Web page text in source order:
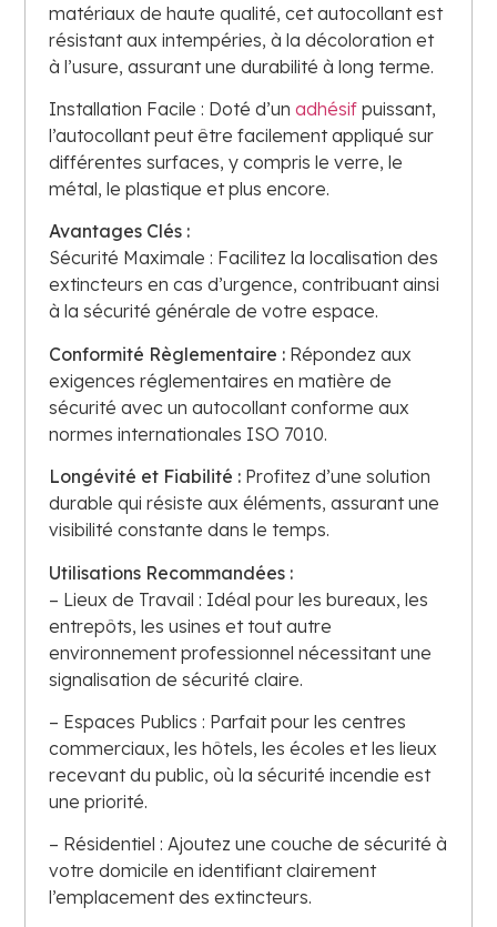
matériaux de haute qualité, cet autocollant est
résistant aux intempéries, à la décoloration et
à l’usure, assurant une durabilité à long terme.
Installation Facile : Doté d’un adhésifpuissant,
l’autocollant peut être facilement appliqué sur
différentes surfaces, y compris le verre, le
métal, le plastique et plus encore.
Avantages Clés :
Sécurité Maximale : Facilitez la localisation des
extincteurs en cas d’urgence, contribuant ainsi
à la sécurité générale de votre espace.
Conformité Règlementaire :Répondez aux
exigences réglementaires en matière de
sécurité avec un autocollant conforme aux
normes internationales ISO 7010.
Longévité et Fiabilité :Profitez d’une solution
durable qui résiste aux éléments, assurant une
visibilité constante dans le temps.
Utilisations Recommandées :
– Lieux de Travail : Idéal pour les bureaux, les
entrepôts, les usines et tout autre
environnement professionnel nécessitant une
signalisation de sécurité claire.
– Espaces Publics : Parfait pour les centres
commerciaux, les hôtels, les écoles et les lieux
recevant du public, où la sécurité incendie est
une priorité.
– Résidentiel : Ajoutez une couche de sécurité à
votre domicile en identifiant clairement
l’emplacement des extincteurs.